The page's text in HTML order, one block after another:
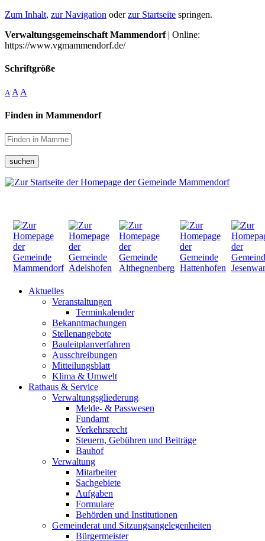
Zum Inhalt, zur Navigation oderzur Startseite springen.
Verwaltungsgemeinschaft Mammendorf| Online:
https://www.vgmammendorf.de/
Schriftgröße
A A A
Finden in Mammendorf
suchen
Aktuelles
Veranstaltungen
Terminkalender
Bekanntmachungen
Stellenangebote
Bauleitplanverfahren
Ausschreibungen
Mitteilungsblatt
Klima & Umwelt
Rathaus & Service
Verwaltungsgliederung
Melde- & Passwesen
Fundamt
Verkehrsrecht
Steuern, Gebühren und Beiträge
Bauhof
Verwaltung
Mitarbeiter
Sachgebiete
Aufgaben
Formulare
Behörden und Institutionen
Gemeinderat und Sitzungsangelegenheiten
Bürgermeister